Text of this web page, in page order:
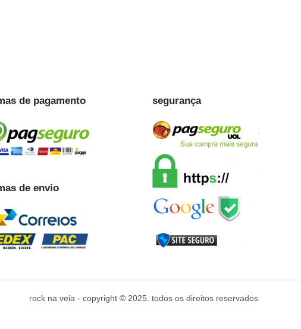
de pagamento
de envio
segurança
rock na veia - copyright © 2025. todos os direitos reservados